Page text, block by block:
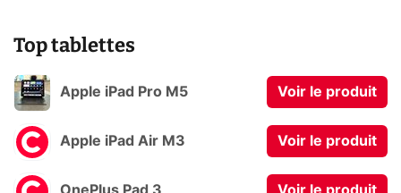
Top tablettes
Apple iPad Pro M5 Voir le produit
Apple iPad Air M3 Voir le produit